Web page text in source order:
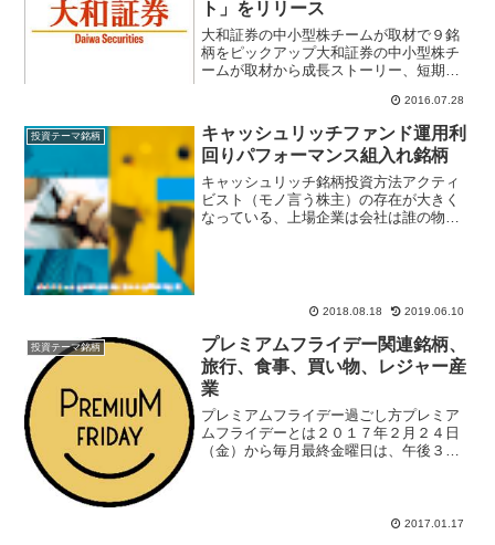
ト」をリリース
大和証券の中小型株チームが取材で９銘
柄をピックアップ大和証券の中小型株チ
ームが取材から成長ストーリー、短期的
をリストアップ。レポートで９銘柄を紹
介している。レーティング情報をメール
でお届け！ // 優良中...
2016.07.28
投資テーマ銘柄
キャッシュリッチファンド運用利
回りパフォーマンス組入れ銘柄
キャッシュリッチ銘柄投資方法アクティ
ビスト（モノ言う株主）の存在が大きく
なっている、上場企業は会社は誰の物？
2018.08.18 2019.06.10
投資テーマ銘柄
プレミアムフライデー関連銘柄、
旅行、食事、買い物、レジャー産
業
プレミアムフライデー過ごし方プレミア
ムフライデーとは２０１７年２月２４日
（金）から毎月最終金曜日は、午後３時
2017.01.17